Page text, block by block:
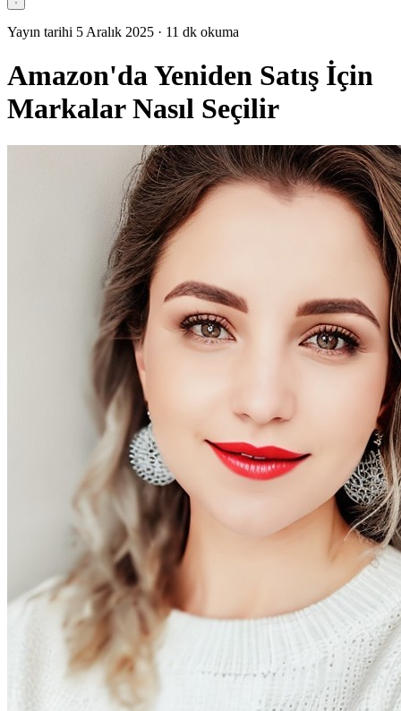
Yayın tarihi 5 Aralık 2025 · 11 dk okuma
Amazon'da Yeniden Satış İçin
Markalar Nasıl Seçilir